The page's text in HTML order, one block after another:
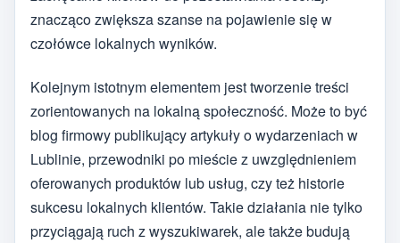
znacząco zwiększa szanse na pojawienie się w
czołówce lokalnych wyników.
Kolejnym istotnym elementem jest tworzenie treści
zorientowanych na lokalną społeczność. Może to być
blog firmowy publikujący artykuły o wydarzeniach w
Lublinie, przewodniki po mieście z uwzględnieniem
oferowanych produktów lub usług, czy też historie
sukcesu lokalnych klientów. Takie działania nie tylko
przyciągają ruch z wyszukiwarek, ale także budują